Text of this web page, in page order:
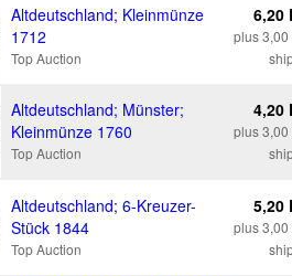
Altdeutschland; Kleinmünze
1712
Top Auction
6,20
plus 3,00
Altdeutschland; Münster;
Kleinmünze 1760
Top Auction
4,20
plus 3,00
Altdeutschland; 6-Kreuzer-
Stück 1844
Top Auction
5,20
plus 3,00